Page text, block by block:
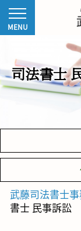
司法書士
武藤司法書士
書士 民事訴訟